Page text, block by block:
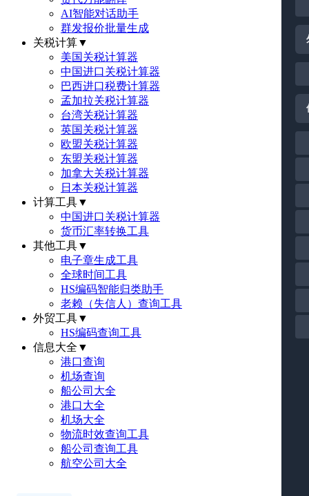
AI智能对话助手
群发报价批量生成
关税计算▼
美国关税计算器
中国进口关税计算器
巴西进口税费计算器
孟加拉关税计算器
台湾关税计算器
英国关税计算器
欧盟关税计算器
东盟关税计算器
加拿大关税计算器
日本关税计算器
计算工具▼
中国进口关税计算器
货币汇率转换工具
其他工具▼
电子章生成工具
全球时间工具
HS编码智能归类助手
老赖（失信人）查询工具
外贸工具▼
HS编码查询工具
信息大全 ▼
港口查询
机场查询
船公司大全
港口大全
机场大全
物流时效查询工具
船公司查询工具
航空公司大全